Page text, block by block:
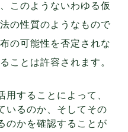
このようないわゆる仮
の性質のようなもので
の可能性を否定されな
ことは許容されます。
用することによって、
いるのか、そしてその
のかを確認することが